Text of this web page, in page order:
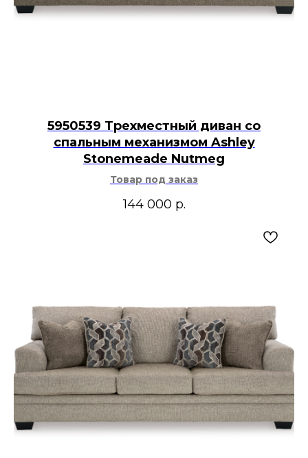
5950539 Трехместный диван со
спальным механизмом Ashley
Stonemeade Nutmeg
Товар под заказ
144 000 р.